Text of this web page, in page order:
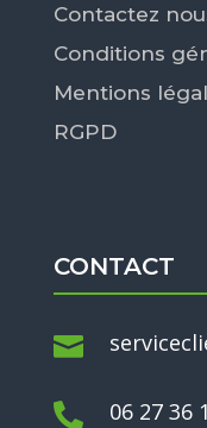
Contactez
Conditions
Mentions
RGPD
CONTACT

 06 27 36